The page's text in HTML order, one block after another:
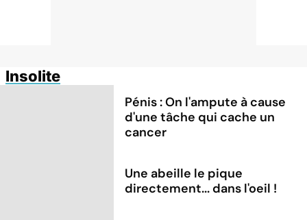
Insolite
Pénis : On l'ampute à cause
d'une tâche qui cache un
cancer
Une abeille le pique
directement... dans l'oeil !